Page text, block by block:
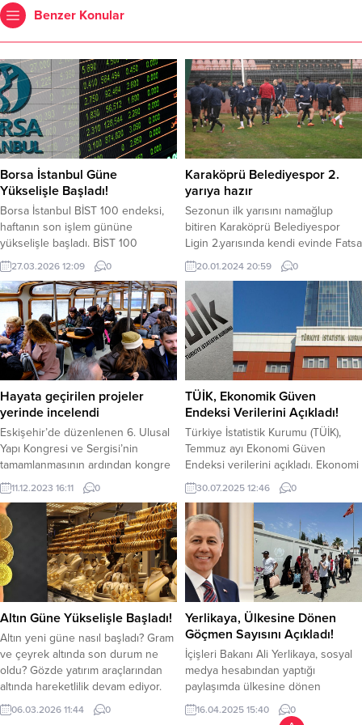
Benzer Konular
Borsa İstanbul Güne
Yükselişle Başladı!
Borsa İstanbul BİST 100 endeksi,
haftanın son işlem gününe
yükselişle başladı. BİST 100
endeksi yeni güne yüzde 0,60
artış sağlayarak 12.802,98 puandan
başladı. BİST 100 endeksi, dün
kapanışı 12.727,06 puandan yaptı.
BİST 100 endeksi, saat 12.07
itibariyle 12.689,69 puandan işlem
görüyor. BİST 30 endeksi ise aynı
saat itibariyle 14.444,04 puandan...
27.03.2026 12:09 0
Karaköprü Belediyespor 2.
yarıya hazır
Sezonun ilk yarısını namağlup
bitiren Karaköprü Belediyespor
Ligin 2.yarısında kendi evinde Fatsa
Belediyespor ile karşılaşacak.
Bugün yoğun yağışa rağmen
yüksek tempoda antrenmanı
gerçekleştirerek hazırlıklarını
tamamladı. Türkiye Futbol
Federasyonu (TFF) 3. Lig 3. Grupta
mücadele eden ve puan cetvelinde
birinci sırada yer alan Karaköprü
Belediyespor ligin 16. haftasında
kendi saha ve...
20.01.2024 20:59 0
Hayata geçirilen projeler
yerinde incelendi
Eskişehir’de düzenlenen 6. Ulusal
Yapı Kongresi ve Sergisi’nin
tamamlanmasının ardından kongre
düzenleyicileri ve katılımcılar,
Büyükşehir Belediye Başkanı
Yılmaz Büyükerşen tarafından
hayata geçirilen projeleri yerinde
incelemek üzere teknik gezi
düzenledi. Eskişehir Büyükşehir
Belediyesi’nin ev sahipliğinde,
TMMOB Mimarlar Odası Ankara,
Antalya ve Eskişehir Şubelerinin iş
birliğiyle Eskişehir’de düzenlenen
ve 3 gün süren...
11.12.2023 16:11 0
TÜİK, Ekonomik Güven
Endeksi Verilerini Açıkladı!
Türkiye İstatistik Kurumu (TÜİK),
Temmuz ayı Ekonomi Güven
Endeksi verilerini açıkladı. Ekonomi
güven endeksi Temmuz”da Haziran
ayına göre yüzde 0,4 geriledi.
Tüketici güven endeksi Temmuz’da
83,5’e geriledi. İnşaat ve reel kesim
endekslerinde sınırlı artış görüldü.
Endeks, 100 puanın altında kalmaya
devam ediyor. TÜİK’e göre tüketici
güven endeksi Temmuz ayında
yüzde...
30.07.2025 12:46 0
Altın Güne Yükselişle Başladı!
Altın yeni güne nasıl başladı? Gram
ve çeyrek altında son durum ne
oldu? Gözde yatırım araçlarından
altında hareketlilik devam ediyor.
Haftanın son işlem gününde altın
fiyatları güne yükselişle başladı.
06.03.2026 11:44 0
Yerlikaya, Ülkesine Dönen
Göçmen Sayısını Açıkladı!
İçişleri Bakanı Ali Yerlikaya, sosyal
medya hesabından yaptığı
paylaşımda ülkesine dönen
göçmenler ile ilgili açıklama yaptı.
Yerlikaya, “9 Aralık 2024’ten bu
16.04.2025 15:40 0